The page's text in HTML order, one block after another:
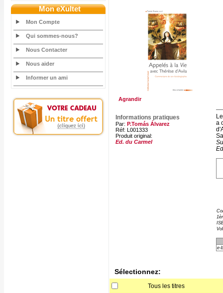
Mon eXultet
Mon Compte
Qui sommes-nous?
Nous Contacter
Nous aider
Informer un ami
Agrandir
Informations pratiques
Par: P.Tomás Álvarez
Réf: L001333
Produit original:
Ed. du Carmel
a
e-
Sélectionnez:
Tous les titres